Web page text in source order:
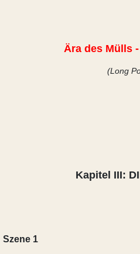
Ära des Mülls-
(Long
Kapitel III:
Szene 1